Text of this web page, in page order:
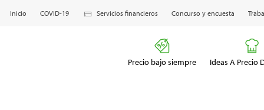
Inicio COVID-19 Servicios financieros Concurso y encuesta
Precio bajo siempre Ideas A Precio